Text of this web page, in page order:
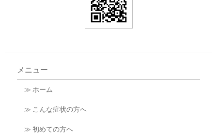
メニュー
≫ ホーム
≫ こんな症状の方へ
≫ 初めての方へ